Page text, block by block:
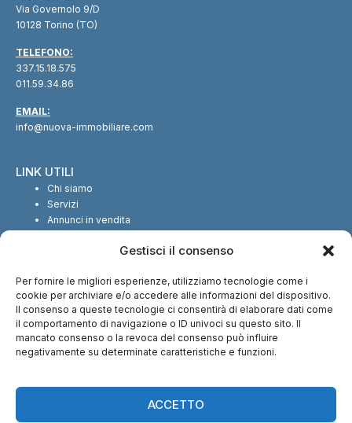
Gestisci il consenso
Per fornire le migliori esperienze, utilizziamo tecnologie come i
cookie per archiviare e/o accedere alle informazioni del dispositivo.
Il consenso a queste tecnologie ci consentirà di elaborare dati come
il comportamento di navigazione o ID univoci su questo sito. Il
mancato consenso o la revoca del consenso può influire
negativamente su determinate caratteristiche e funzioni.
ACCETTO
Via Governolo 9/D
10128 Torino (TO)
TELEFONO:
337.15.18.575
011.59.34.86
EMAIL:
info@nuova-immobiliare.com
LINK UTILI
Chi siamo
Servizi
Annunci in vendita
SEGUICI SUI SOCIAL
CI TROVI ANCHE SU: